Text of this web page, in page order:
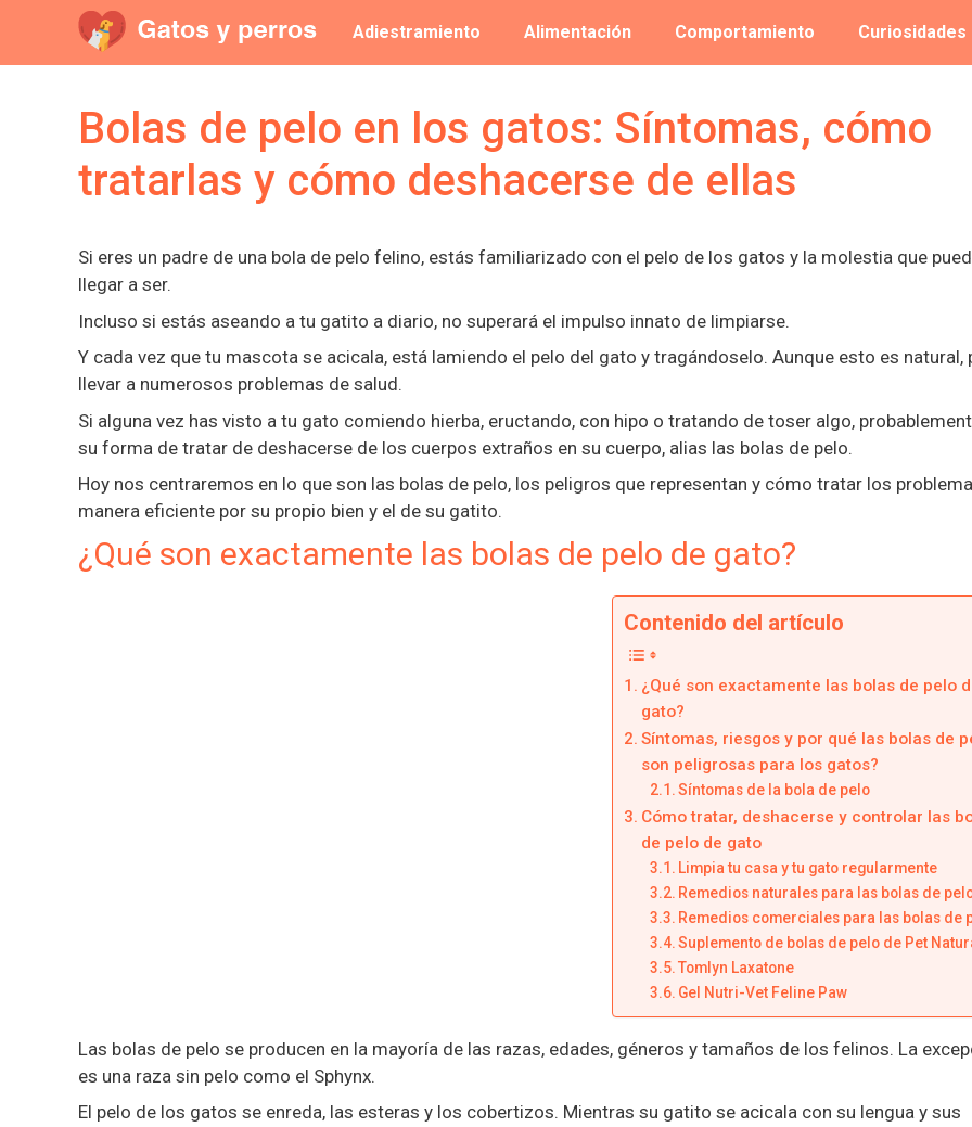
contenido
Adiestramiento Alimentación Comportamiento Curiosidades
Bolas de pelo en los gatos: Síntomas, cómo
tratarlas y cómo deshacerse de ellas
Si eres un padre de una bola de pelo felino, estás familiarizado con el pelo de los gatos y la molestia que
llegar a ser.
Incluso si estás aseando a tu gatito a diario, no superará el impulso innato de limpiarse.
Y cada vez que tu mascota se acicala, está lamiendo el pelo del gato y tragándoselo. Aunque esto es natural,
llevar a numerosos problemas de salud.
Si alguna vez has visto a tu gato comiendo hierba, eructando, con hipo o tratando de toser algo,
su forma de tratar de deshacerse de los cuerpos extraños en su cuerpo, alias las bolas de pelo.
Hoy nos centraremos en lo que son las bolas de pelo, los peligros que representan y cómo tratar los
manera eficiente por su propio bien y el de su gatito.
¿Qué son exactamente las bolas de pelo de gato?
Contenido del artículo
¿Qué son exactamente las bolas de pelo
gato?
Síntomas, riesgos y por qué las bolas de
son peligrosas para los gatos?
Síntomas de la bola de pelo
Cómo tratar, deshacerse y controlar las
de pelo de gato
Limpia tu casa y tu gato regularmente
Remedios naturales para las bolas de
Remedios comerciales para las bolas de
Suplemento de bolas de pelo de Pet
Tomlyn Laxatone
Gel Nutri-Vet Feline Paw
Las bolas de pelo se producen en la mayoría de las razas, edades, géneros y tamaños de los felinos. La
es una raza sin pelo como el Sphynx.
El pelo de los gatos se enreda, las esteras y los cobertizos. Mientras su gatito se acicala con su lengua y sus